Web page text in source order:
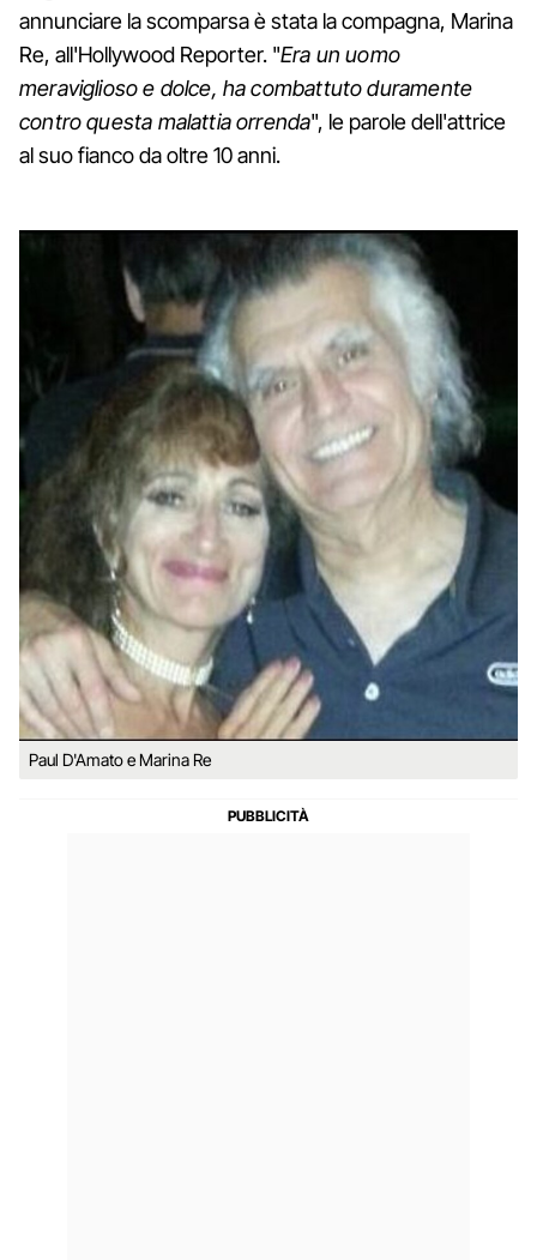
annunciare la scomparsa è stata la compagna, Marina
Re, all'Hollywood Reporter. "Era un uomo
meraviglioso e dolce, ha combattuto duramente
contro questa malattia orrenda", le parole dell'attrice
al suo fianco da oltre 10 anni.
Paul D'Amato e Marina Re